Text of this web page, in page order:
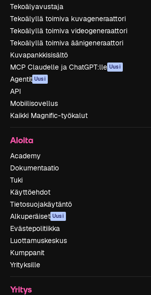
Tekoälyavustaja
Tekoälyllä toimiva kuvageneraattori
Tekoälyllä toimiva videogeneraattori
Tekoälyllä toimiva äänigeneraattori
Kuvapankkisisältö
MCP Claudelle ja ChatGPT:lle Uusi
Agentit Uusi
API
Mobiilisovellus
Kaikki Magnific-työkalut
Aloita
Academy
Dokumentaatio
Tuki
Käyttöehdot
Tietosuojakäytäntö
Alkuperäiset Uusi
Evästepolitiikka
Luottamuskeskus
Kumppanit
Yrityksille
Yritys